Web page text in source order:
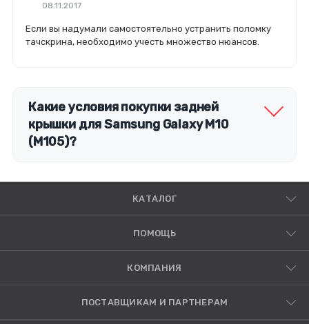
08.11.2017
Если вы надумали самостоятельно устранить поломку
тачскрина, необходимо учесть множество нюансов.
Какие условия покупки задней
крышки для Samsung Galaxy M10
(M105)?
КАТАЛОГ
ПОМОЩЬ
КОМПАНИЯ
ПОСТАВЩИКАМ И ПАРТНЕРАМ